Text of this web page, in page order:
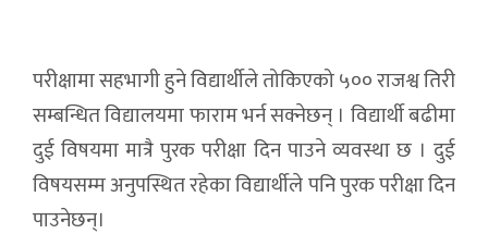
परीक्षामा सहभागी हुने विद्यार्थीले तोकिएको ५०० राजश्व तिरी
सम्बन्धित विद्यालयमा फाराम भर्न सक्नेछन् । विद्यार्थी बढीमा
दुई विषयमा मात्रै पुरक परीक्षा दिन पाउने व्यवस्था छ । दुई
विषयसम्म अनुपस्थित रहेका विद्यार्थीले पनि पुरक परीक्षा दिन
पाउनेछन्।